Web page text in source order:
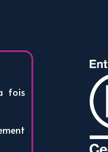
fois